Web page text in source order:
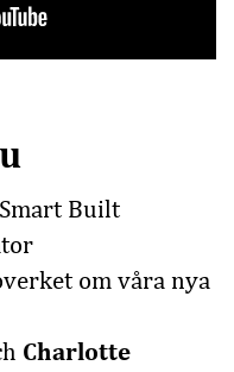
Built
om våra nya
Charlotte